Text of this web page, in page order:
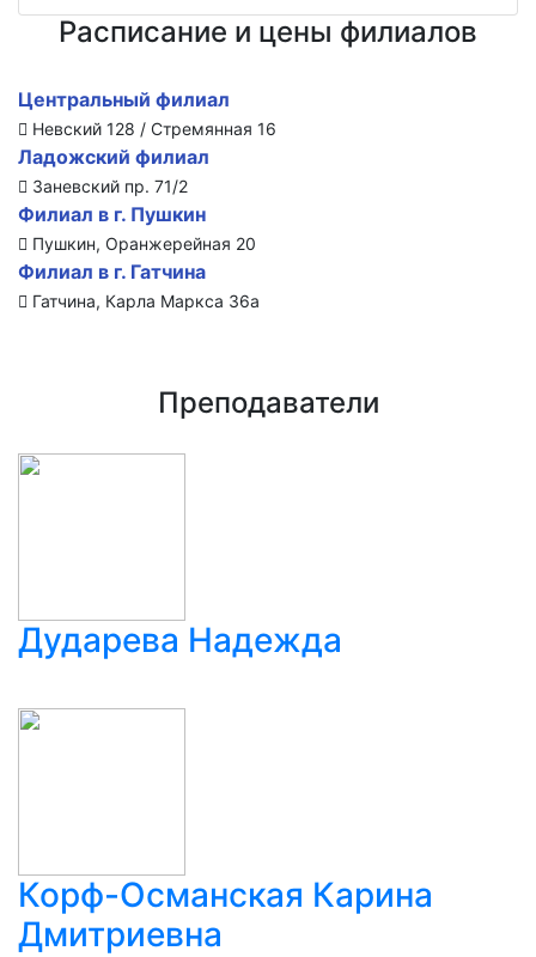
Расписание и цены филиалов
Центральный филиал
Невский 128 / Стремянная 16
Ладожский филиал
Заневский пр. 71/2
Филиал в г. Пушкин
Пушкин, Оранжерейная 20
Филиал в г. Гатчина
Гатчина, Карла Маркса 36а
Преподаватели
Дударева Надежда
Корф-Османская Карина
Дмитриевна